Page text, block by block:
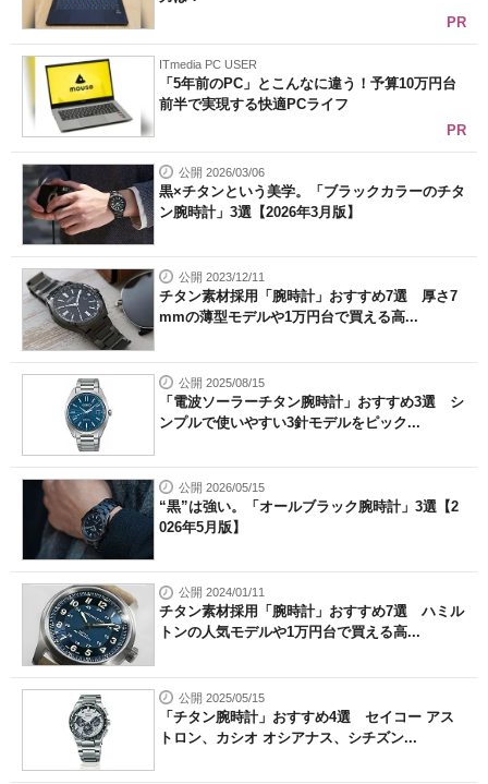
PR
ITmedia PC USER
「5年前のPC」とこんなに違う！予算10万円台
前半で実現する快適PCライフ
PR
公開 2026/03/06
黒×チタンという美学。「ブラックカラーのチタ
ン腕時計」3選【2026年3月版】
公開 2023/12/11
チタン素材採用「腕時計」おすすめ7選 厚さ7
mmの薄型モデルや1万円台で買える高...
公開 2025/08/15
「電波ソーラーチタン腕時計」おすすめ3選 シ
ンプルで使いやすい3針モデルをピック...
公開 2026/05/15
“黒”は強い。「オールブラック腕時計」3選【2
026年5月版】
公開 2024/01/11
チタン素材採用「腕時計」おすすめ7選 ハミル
トンの人気モデルや1万円台で買える高...
公開 2025/05/15
「チタン腕時計」おすすめ4選 セイコー アス
トロン、カシオ オシアナス、シチズン...